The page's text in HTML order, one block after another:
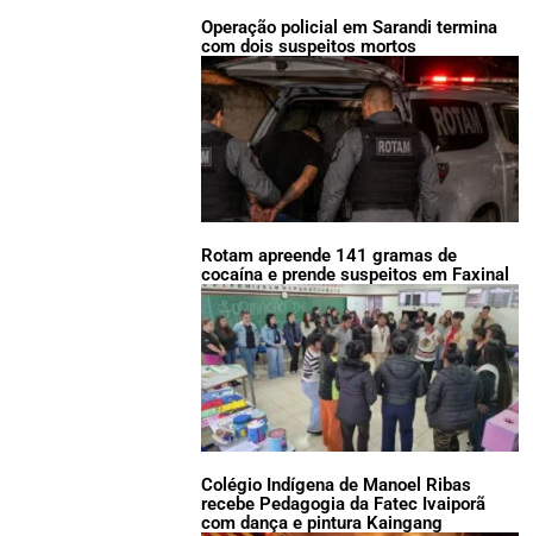
Operação policial em Sarandi termina
com dois suspeitos mortos
Rotam apreende 141 gramas de
cocaína e prende suspeitos em Faxinal
Colégio Indígena de Manoel Ribas
recebe Pedagogia da Fatec Ivaiporã
com dança e pintura Kaingang